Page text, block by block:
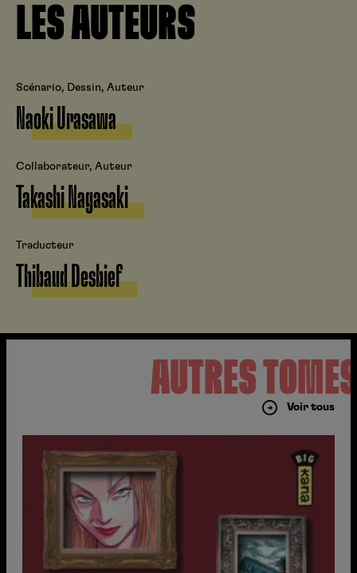
LES AUTEURS
Scénario, Dessin, Auteur
Naoki Urasawa
Collaborateur, Auteur
Takashi Nagasaki
Traducteur
Thibaud Desbief
AUTRES
Voir tous